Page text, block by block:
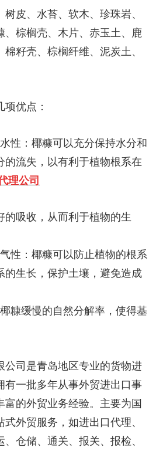
皮、水苔、软木、珍珠岩、
、棕榈壳、木片、赤玉土、鹿
棉籽壳、棕榈纤维、泥炭土、
优点：
性：椰糠可以充分保持水分和
的流失，以有利于植物根系在
理公司
的吸收，从而利于植物的生
性：椰糠可以防止植物的根系
的生长，保护土壤，避免造成
糠缓慢的自然分解率，使得基
公司是青岛地区专业的货物进
有一批多年从事外贸进出口事
富的外贸业务经验。主要为国
外贸服务，如进出口代理、
仓储、通关、报关、报检、